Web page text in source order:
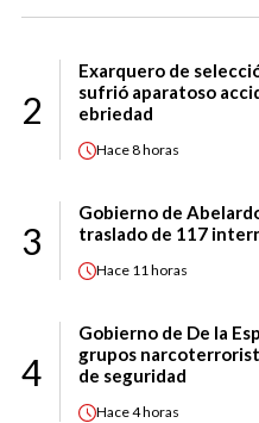
2
Exarquero de
sufrió aparatoso
ebriedad
Hace8 horas
3
Gobierno de
traslado de 117
Hace 11 horas
4
Gobierno de De la
grupos
de seguridad
Hace4 horas